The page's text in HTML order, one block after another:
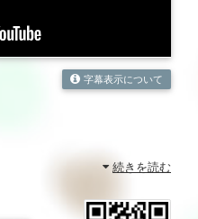
字幕表示について
続きを読む